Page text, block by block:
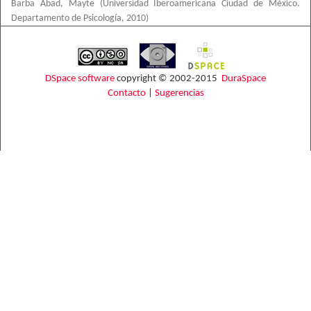
Barba Abad, Mayte (Universidad Iberoamericana Ciudad de México.
Departamento de Psicología, 2010)
DSpace software copyright © 2002-2015 DuraSpace
Contacto| Sugerencias